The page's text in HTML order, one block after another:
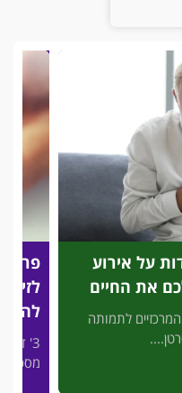
5 עובדות על אירוע
את החיים
לתמותה
3' דק
מסכן